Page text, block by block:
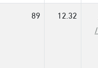
وسائل أمنية 25/14/
12.32
89